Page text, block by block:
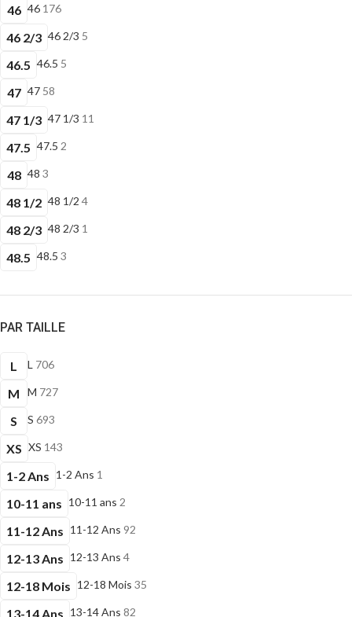
46 46 176
46 2/3 46 2/3 5
46.5 46.5 5
47 47 58
47 1/3 47 1/3 11
47.5 47.5 2
48 48 3
48 1/2 48 1/2 4
48 2/3 48 2/3 1
48.5 48.5 3
PAR TAILLE
L L 706
M M 727
S S 693
XS XS 143
1-2 Ans 1-2 Ans 1
10-11 ans 10-11 ans 2
11-12 Ans 11-12 Ans 92
12-13 Ans 12-13 Ans 4
12-18 Mois 12-18 Mois 35
13-14 Ans 13-14 Ans 82